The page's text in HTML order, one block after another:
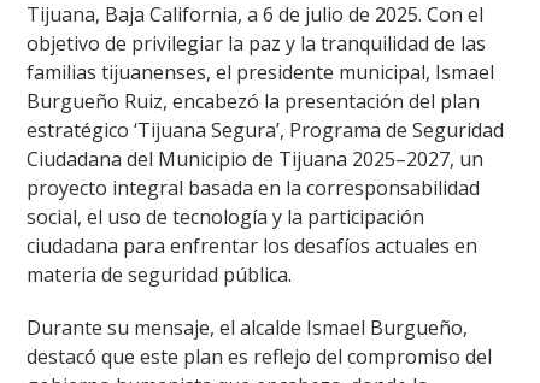
Tijuana, Baja California, a 6 de julio de 2025. Con el
objetivo de privilegiar la paz y la tranquilidad de las
familias tijuanenses, el presidente municipal, Ismael
Burgueño Ruiz, encabezó la presentación del plan
estratégico ‘Tijuana Segura’, Programa de Seguridad
Ciudadana del Municipio de Tijuana 2025–2027, un
proyecto integral basada en la corresponsabilidad
social, el uso de tecnología y la participación
ciudadana para enfrentar los desafíos actuales en
materia de seguridad pública.
Durante su mensaje, el alcalde Ismael Burgueño,
destacó que este plan es reflejo del compromiso del